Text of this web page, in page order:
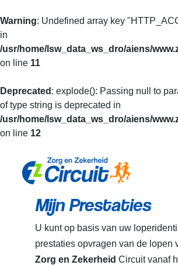
Warning: Undefined array key
in
/usr/home/lsw_data_ws_dro/aiens/
on line 11
Deprecated : explode(): Passing null to
of type string is deprecated in
/usr/home/lsw_data_ws_dro/aiens/
on line 12
Mijn Prestaties
U kunt op basis van uw
prestaties opvragen van de lopen
Zorg en Zekerheid Circuit vanaf